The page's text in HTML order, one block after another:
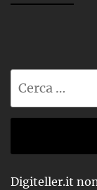
Digiteller.it